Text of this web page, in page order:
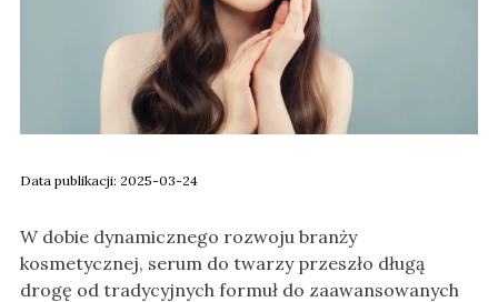
Data publikacji: 2025-03-24
W dobie dynamicznego rozwoju branży
kosmetycznej, serum do twarzy przeszło długą
drogę od tradycyjnych formuł do zaawansowanych